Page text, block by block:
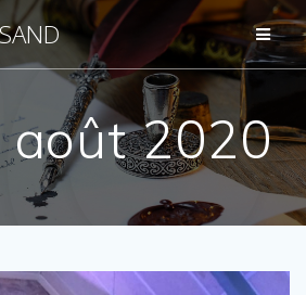
Passer
au
contenu
août 2020